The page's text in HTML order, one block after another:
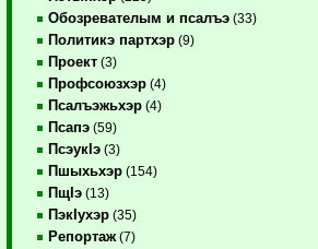
Обозревателым и псалъэ (33)
Политикэ партхэр (9)
Проект (3)
Профсоюзхэр (4)
Псалъэжьхэр (4)
Псапэ (59)
ПсэукIэ (3)
Пшыхьхэр (154)
ПщIэ (13)
ПэкIухэр (35)
Репортаж (7)